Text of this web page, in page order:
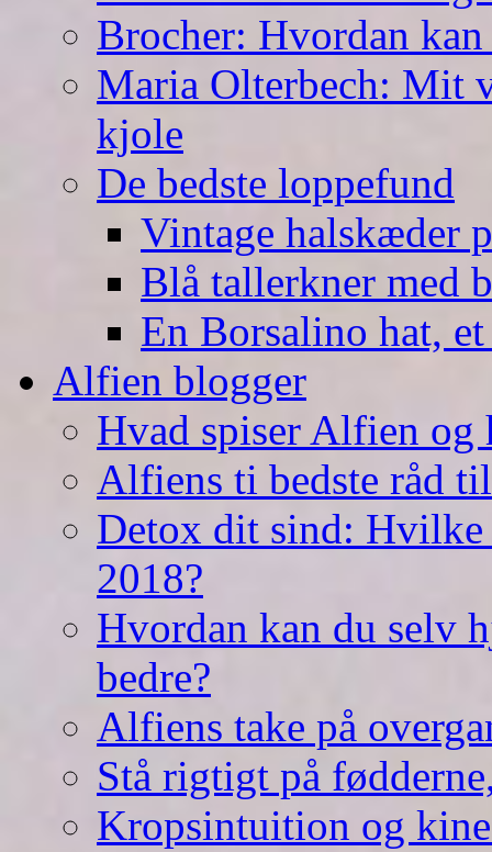
Brocher: Hvordan
Maria Olterbech: Mit
kjole
De bedste loppefund
Vintage halskæder
Blå tallerkner med
En Borsalino hat,
Alfien blogger
Hvad spiser Alfien og
Alfiens ti bedste råd
Detox dit sind:
2018?
Hvordan kan du selv
bedre?
Alfiens take på
Stå rigtigt på
Kropsintuition og